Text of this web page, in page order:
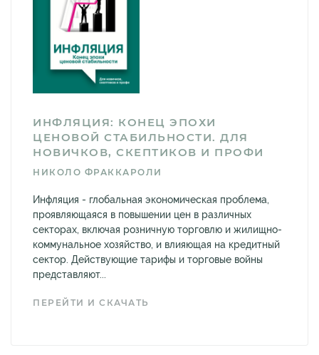
ИНФЛЯЦИЯ: КОНЕЦ ЭПОХИ
ЦЕНОВОЙ СТАБИЛЬНОСТИ. ДЛЯ
НОВИЧКОВ, СКЕПТИКОВ И ПРОФИ
НИКОЛО ФРАККАРОЛИ
Инфляция - глобальная экономическая проблема,
проявляющаяся в повышении цен в различных
секторах, включая розничную торговлю и жилищно-
коммунальное хозяйство, и влияющая на кредитный
сектор. Действующие тарифы и торговые войны
представляют...
ПЕРЕЙТИ И СКАЧАТЬ